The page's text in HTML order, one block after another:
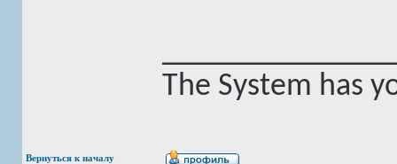
The System has
Вернуться к началу